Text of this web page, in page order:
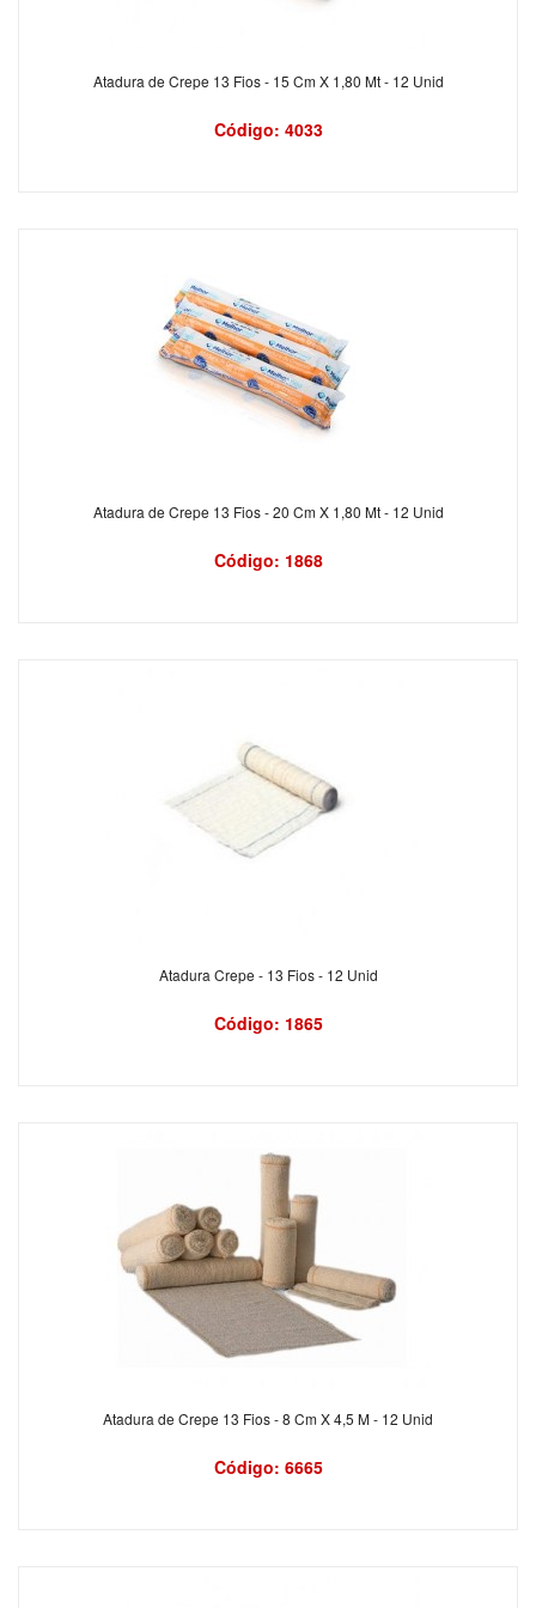
Atadura de Crepe 13 Fios - 15 Cm X 1,80 Mt - 12 Unid
Código: 4033
Atadura de Crepe 13 Fios - 20 Cm X 1,80 Mt - 12 Unid
Código: 1868
Atadura Crepe - 13 Fios - 12 Unid
Código: 1865
Atadura de Crepe 13 Fios - 8 Cm X 4,5 M - 12 Unid
Código: 6665